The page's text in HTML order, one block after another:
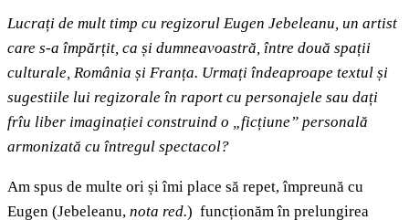
Lucrați de mult timp cu regizorul Eugen Jebeleanu, un artist
care s-a împărțit, ca și dumneavoastră, între două spații
culturale, România și Franța. Urmați îndeaproape textul și
sugestiile lui regizorale în raport cu personajele sau dați
frîu liber imaginației construind o „ficțiune” personală
armonizată cu întregul spectacol?
Am spus de multe ori și îmi place să repet, împreună cu
Eugen (Jebeleanu, nota red.) funcționăm în prelungirea